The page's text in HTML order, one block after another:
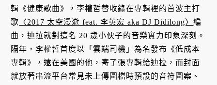
輯《健康歌曲》，李權哲替收錄在專輯裡的首波主打
歌 〈2017 太空漫遊 feat. 李英宏 aka DJ Didilong〉編
曲，迪拉就對這名 20 歲小伙子的音樂實力印象深刻。
隔年，李權哲首度以「雲端司機」為名發布《低成本
專輯》，遠在美國的他，寄了張專輯給迪拉，而封面
就放著串流平台常見未上傳圖檔時預設的音符圖案、